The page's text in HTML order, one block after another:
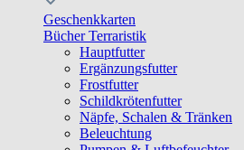
Geschenkkarten
Bücher Terraristik
Hauptfutter
Ergänzungsfutter
Frostfutter
Schildkrötenfutter
Näpfe, Schalen & Tränken
Beleuchtung